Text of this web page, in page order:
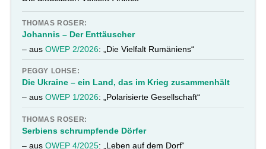
THOMAS ROSER:
Johannis – Der Enttäuscher
– ausOWEP 2/2026: „Die Vielfalt Rumäniens“
PEGGY LOHSE:
Die Ukraine – ein Land, das im Krieg zusammenhält
– ausOWEP 1/2026: „Polarisierte Gesellschaft“
THOMAS ROSER:
Serbiens schrumpfende Dörfer
– ausOWEP 4/2025: „Leben auf dem Dorf“